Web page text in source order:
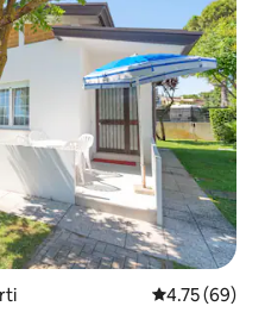
Calificación
4.75 (69)